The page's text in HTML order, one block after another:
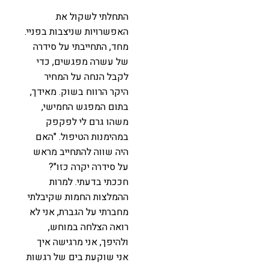
התחלתי לשקול את
האפשרויות שניצבות בפניי.
מחד, התחייבתי על סידרה
של עשרה מפגשים, כדי
לקבל הנחה על המחיר
היקר הרווח בשוק. מאידך,
בתום המפגש החמישי,
משהו גרם לי לפקפק
במהימנות הטיפול. "האם
היה שווה להתחייב מראש
על סידרה יקרה כזו"?
חככתי בדעתי. למרות
ההמלצות החמות שקיבלתי
מחברתי על הגברת, אני לא
רואה הצלחה במוחש,
ולהיפך, אני מרגישה איך
אני שוקעת בים של רגשות